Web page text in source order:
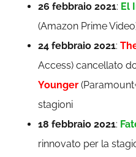
26 febbraio 2021: El
(Amazon Prime
24 febbraio 2021:
Access) cancellato
Younger
stagioni
18 febbraio 2021:
rinnovato per la